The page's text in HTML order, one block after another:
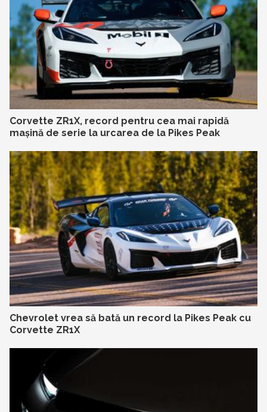
Corvette ZR1X, record pentru cea mai rapidă
mașină de serie la urcarea de la Pikes Peak
Chevrolet vrea să bată un record la Pikes Peak cu
Corvette ZR1X